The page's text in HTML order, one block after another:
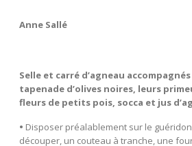
Anne Sallé
Selle et carré d’agneau
tapenade d’olives noires, leurs
fleurs de petits pois, socca et jus
• Disposer préalablement sur le
découper, un couteau à tranche, une